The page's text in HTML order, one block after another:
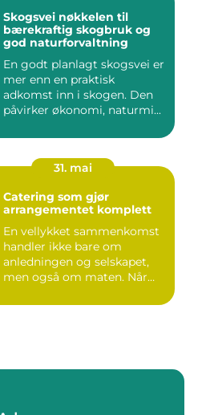
Skogsvei nøkkelen til
bærekraftig skogbruk og
god naturforvaltning
En godt planlagt skogsvei er
mer enn en praktisk
adkomst inn i skogen. Den
påvirker økonomi, naturmi...
31. mai
Catering som gjør
arrangementet komplett
En vellykket sammenkomst
handler ikke bare om
anledningen og selskapet,
men også om maten. Når